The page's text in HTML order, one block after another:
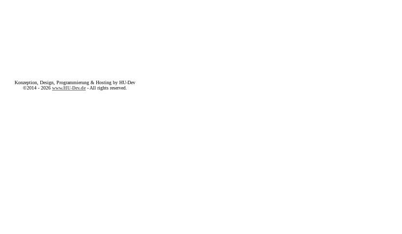
Konzeption, Design, Programmierung & Hosting by HU-Dev
©2014 - 2026 www.HU-Dev.de - All rights reserved.